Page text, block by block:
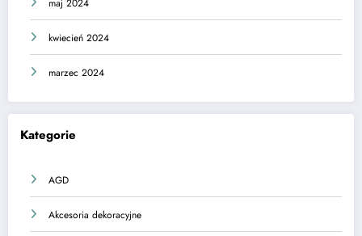
maj 2024
kwiecień 2024
marzec 2024
Kategorie
AGD
Akcesoria dekoracyjne